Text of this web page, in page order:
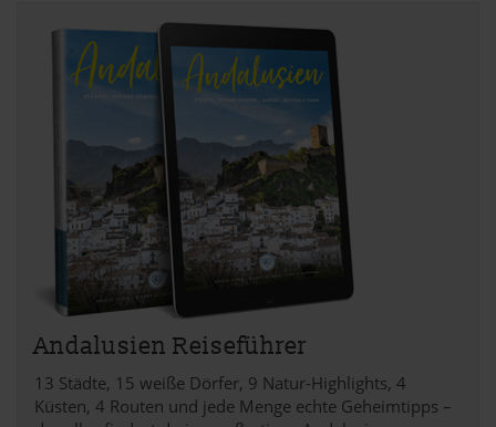
der Datenschutzerklärung.
Datenschutzerklärung|Impressum
Andalusien Reiseführer
13 Städte, 15 weiße Dörfer, 9 Natur-Highlights, 4
Küsten, 4 Routen und jede Menge echte Geheimtipps –